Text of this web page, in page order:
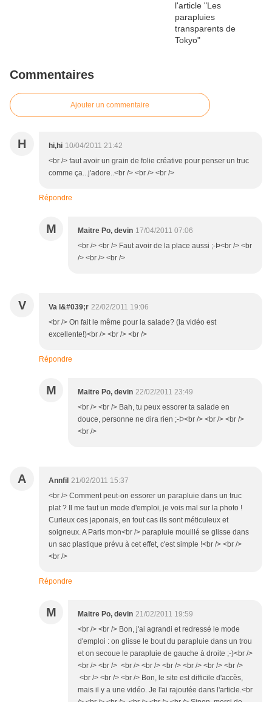
Commentaires
Ajouter un commentaire
H hi,hi 10/04/2011 21:42
<br /> faut avoir un grain de folie créative pour penser un truc
comme ça...j'adore..<br /> <br /> <br />
Répondre
M Maitre Po, devin 17/04/2011 07:06
<br /> <br /> Faut avoir de la place aussi ;-Þ<br /> <br
/> <br /> <br />
V Va l&#039;r 22/02/2011 19:06
<br /> On fait le même pour la salade? (la vidéo est
excellente!)<br /> <br /> <br />
Répondre
M Maitre Po, devin 22/02/2011 23:49
<br /> <br /> Bah, tu peux essorer ta salade en
douce, personne ne dira rien ;-Þ<br /> <br /> <br />
<br />
A Annfil 21/02/2011 15:37
<br /> Comment peut-on essorer un parapluie dans un truc
plat ? Il me faut un mode d'emploi, je vois mal sur la photo !
Curieux ces japonais, en tout cas ils sont méticuleux et
soigneux. A Paris mon<br /> parapluie mouillé se glisse dans
un sac plastique prévu à cet effet, c'est simple !<br /> <br />
<br />
Répondre
M Maitre Po, devin 21/02/2011 19:59
<br /> <br /> Bon, j'ai agrandi et redressé le mode
d'emploi : on glisse le bout du parapluie dans un trou
et on secoue le parapluie de gauche à droite ;-)<br />
<br /> <br /> <br /> <br /> <br /> <br /> <br /> <br />
<br /> <br /> <br /> Bon, le site est difficile d'accès,
mais il y a une vidéo. Je l'ai rajoutée dans l'article.<br